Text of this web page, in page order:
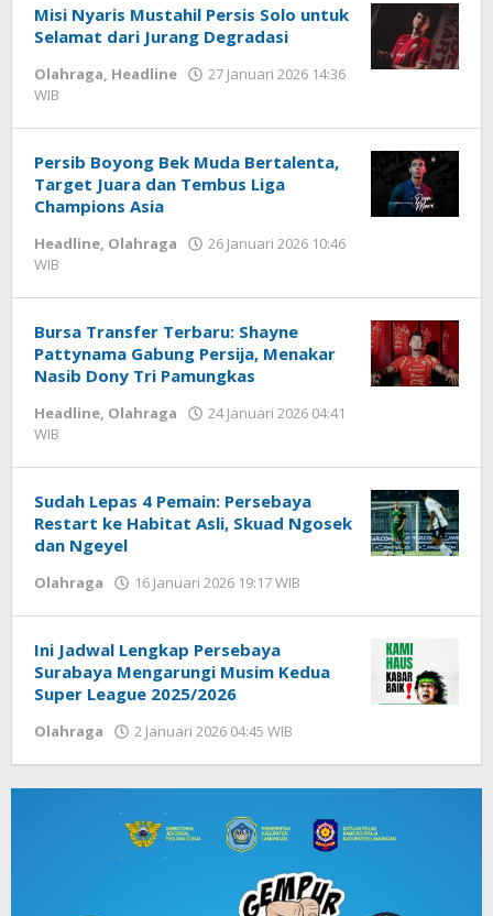
Misi Nyaris Mustahil Persis Solo untuk
Selamat dari Jurang Degradasi
Olahraga, Headline
27 Januari 2026 14:36
WIB
Persib Boyong Bek Muda Bertalenta,
Target Juara dan Tembus Liga
Champions Asia
Headline, Olahraga
26 Januari 2026 10:46
WIB
Bursa Transfer Terbaru: Shayne
Pattynama Gabung Persija, Menakar
Nasib Dony Tri Pamungkas
Headline, Olahraga
24 Januari 2026 04:41
WIB
Sudah Lepas 4 Pemain: Persebaya
Restart ke Habitat Asli, Skuad Ngosek
dan Ngeyel
Olahraga 16 Januari 2026 19:17 WIB
Ini Jadwal Lengkap Persebaya
Surabaya Mengarungi Musim Kedua
Super League 2025/2026
Olahraga 2 Januari 2026 04:45 WIB